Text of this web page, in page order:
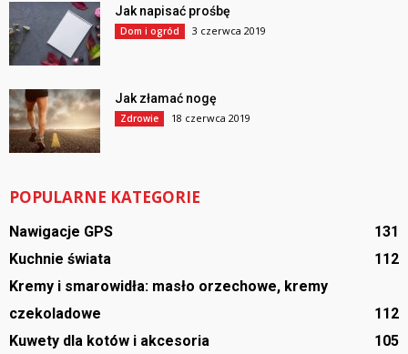
Jak napisać prośbę
Dom i ogród 3 czerwca 2019
Jak złamać nogę
Zdrowie 18 czerwca 2019
POPULARNE KATEGORIE
Nawigacje GPS
131
Kuchnie świata
112
Kremy i smarowidła: masło orzechowe, kremy
czekoladowe
112
Kuwety dla kotów i akcesoria
105